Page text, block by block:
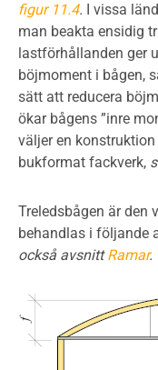
figur 11.4. I vissa
man beakta ensidig
lastförhållanden ger
böjmoment i bågen,
sätt att reducera
ökar bågens ”inre
väljer en
bukformat fackverk,
Treledsbågen är den
behandlas i följande
också avsnittRamar.